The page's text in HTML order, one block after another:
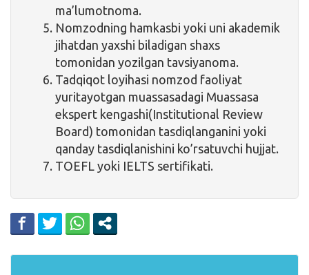
ma’lumotnoma.
Nomzodning hamkasbi yoki uni akademik
jihatdan yaxshi biladigan shaxs
tomonidan yozilgan tavsiyanoma.
Tadqiqot loyihasi nomzod faoliyat
yuritayotgan muassasadagi Muassasa
ekspert kengashi(Institutional Review
Board) tomonidan tasdiqlanganini yoki
qanday tasdiqlanishini ko’rsatuvchi hujjat.
TOEFL yoki IELTS sertifikati.